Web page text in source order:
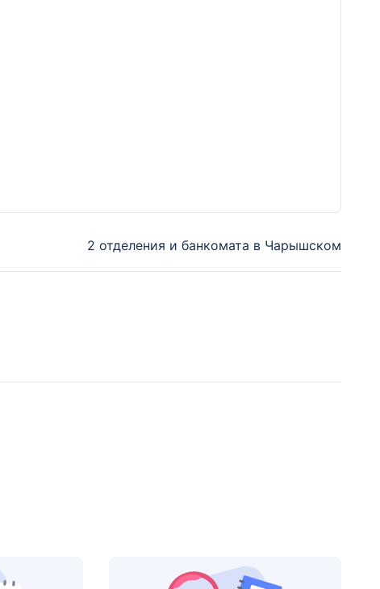
2 отделения и банкомата в Чарышском